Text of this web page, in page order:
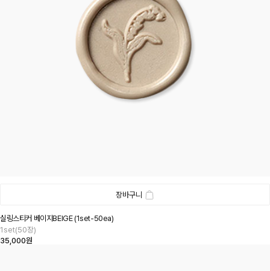
장바구니
실링스티커 베이지BEIGE (1set-50ea)
1set(50장)
35,000원